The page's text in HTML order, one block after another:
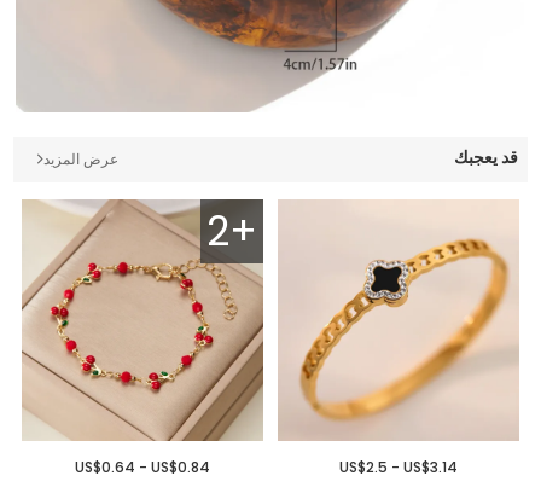
قد يعجبك عرض المزيد
US$2.5 - US$3.14
2+
US$0.64 - US$0.84